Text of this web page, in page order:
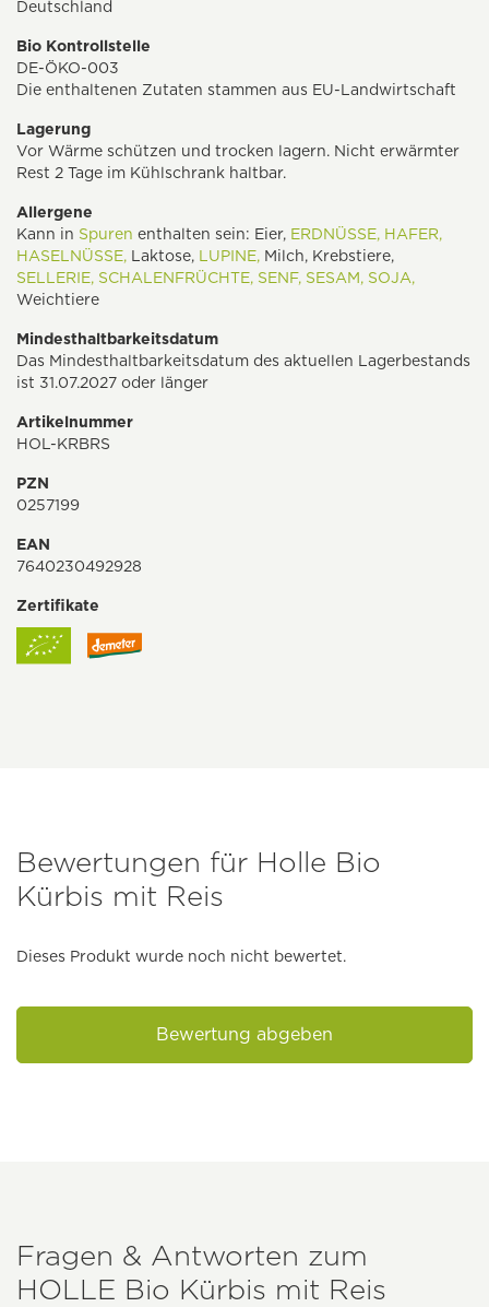
Deutschland
Bio Kontrollstelle
DE-ÖKO-003
Die enthaltenen Zutaten stammen aus EU-Landwirtschaft
Lagerung
Vor Wärme schützen und trocken lagern. Nicht erwärmter
Rest 2 Tage im Kühlschrank haltbar.
Allergene
Kann in Spuren enthalten sein: Eier, ERDNÜSSE, HAFER,
HASELNÜSSE, Laktose, LUPINE, Milch, Krebstiere,
SELLERIE, SCHALENFRÜCHTE, SENF, SESAM, SOJA,
Weichtiere
Mindesthaltbarkeitsdatum
Das Mindesthaltbarkeitsdatum des aktuellen Lagerbestands
ist 31.07.2027 oder länger
Artikelnummer
HOL-KRBRS
PZN
0257199
EAN
7640230492928
Zertifikate
Bewertungen für Holle Bio
Kürbis mit Reis
Dieses Produkt wurde noch nicht bewertet.
Bewertung abgeben
Fragen & Antworten zum
HOLLE Bio Kürbis mit Reis